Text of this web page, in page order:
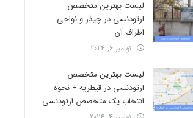
لیست بهترین متخصص
ارتودنسی در چیذر و نواحی
اطراف آن
نوامبر 6, 2024
لیست بهترین متخصص
ارتودنسی در قیطریه + نحوه
انتخاب یک متخصص ارتودنسی